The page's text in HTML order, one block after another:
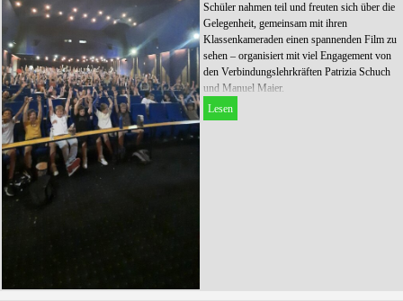
Schüler nahmen teil und freuten sich über die
Gelegenheit, gemeinsam mit ihren
Klassenkameraden einen spannenden Film zu
sehen – organisiert mit viel Engagement von
den Verbindungslehrkräften Patrizia Schuch
und Manuel Maier.
Lesen